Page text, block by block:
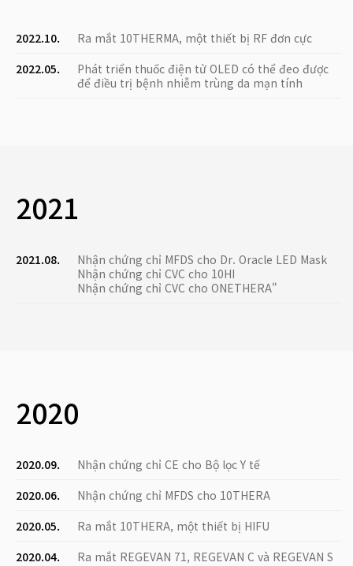
2022.10.
Ra mắt 10THERMA, một thiết bị RF đơn cực
2022.05.
Phát triển thuốc điện tử OLED có thể đeo được
để điều trị bệnh nhiễm trùng da mạn tính
2021
2021.08.
Nhận chứng chỉ MFDS cho Dr. Oracle LED Mask
Nhận chứng chỉ CVC cho 10HI
Nhận chứng chỉ CVC cho ONETHERA"
2020
2020.09.
Nhận chứng chỉ CE cho Bộ lọc Y tế
2020.06.
Nhận chứng chỉ MFDS cho 10THERA
2020.05.
Ra mắt 10THERA, một thiết bị HIFU
2020.04.
Ra mắt REGEVAN 71, REGEVAN C và REGEVAN S